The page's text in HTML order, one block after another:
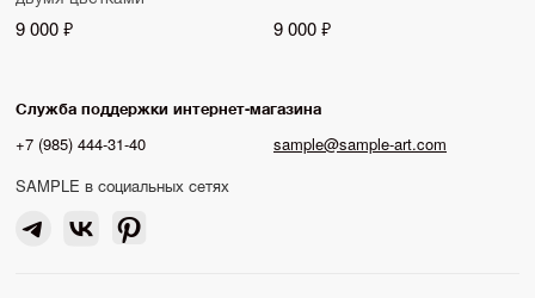
9 000 ₽ 9 000 ₽
Служба поддержки интернет-магазина
+7 (985) 444-31-40
sample@sample-art.com
SAMPLE в социальных сетях